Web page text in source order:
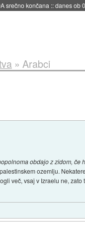
srečno končana ::danes ob
» Arabci
obdajo z zidom,
ozemlju.
več, vsaj v Izraelu ne,